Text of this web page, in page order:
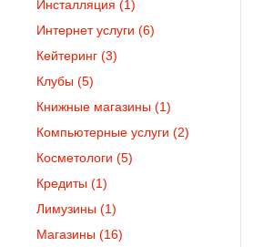
Инсталляция (1)
Интернет услуги (6)
Кейтеринг (3)
Клубы (5)
Книжные магазины (1)
Компьютерные услуги (2)
Косметологи (5)
Кредиты (1)
Лимузины (1)
Магазины (16)